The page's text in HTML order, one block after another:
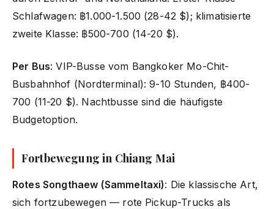
Schlafwagen: ฿1.000-1.500 (28-42 $); klimatisierte
zweite Klasse: ฿500-700 (14-20 $).
Per Bus: VIP-Busse vom Bangkoker Mo-Chit-
Busbahnhof (Nordterminal): 9-10 Stunden, ฿400-
700 (11-20 $). Nachtbusse sind die häufigste
Budgetoption.
Fortbewegung in Chiang Mai
Rotes Songthaew (Sammeltaxi): Die klassische Art,
sich fortzubewegen — rote Pickup-Trucks als